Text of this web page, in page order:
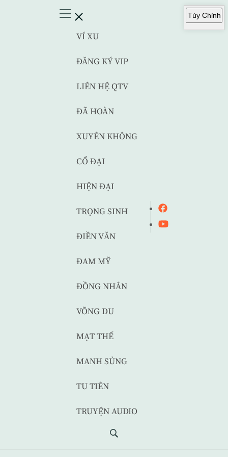
VÍ XU
ĐĂNG KÝ VIP
LIÊN HỆ QTV
ĐÃ HOÀN
XUYÊN KHÔNG
CỔ ĐẠI
HIỆN ĐẠI
TRỌNG SINH
ĐIỀN VĂN
ĐAM MỸ
ĐỒNG NHÂN
VÕNG DU
MẠT THẾ
MANH SỦNG
TU TIÊN
TRUYỆN AUDIO
Tùy Chỉnh